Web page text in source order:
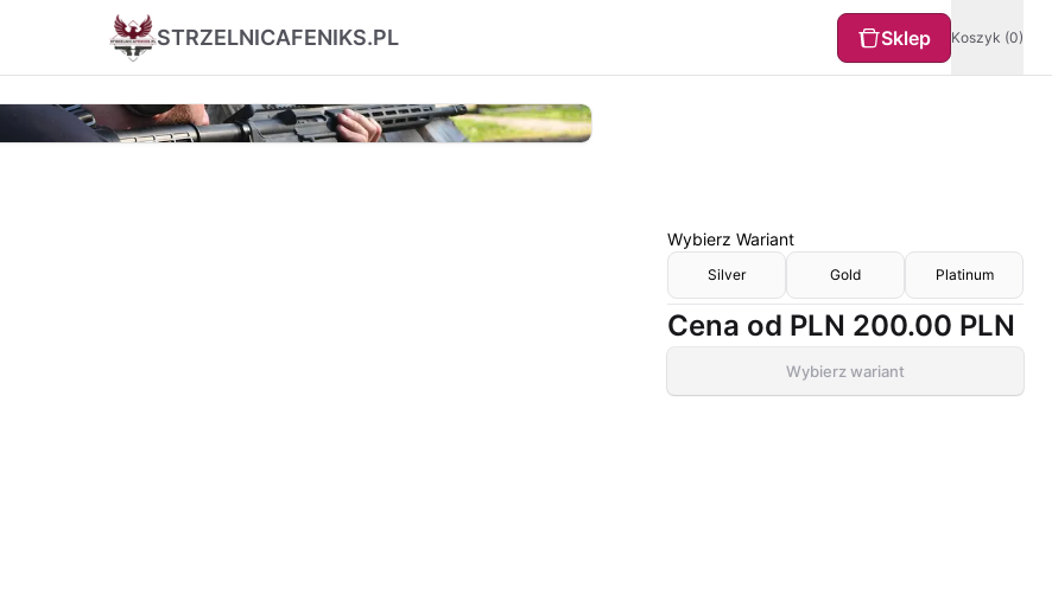
STRZELNICAFENIKS.PL Sklep Koszyk (0)
Wybierz Wariant
Silver Gold Platinum
Cena od PLN 200.00 PLN
Wybierz wariant